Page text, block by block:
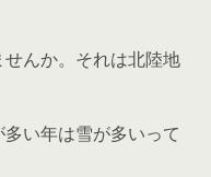
んか。それは北陸地
い年は雪が多いって